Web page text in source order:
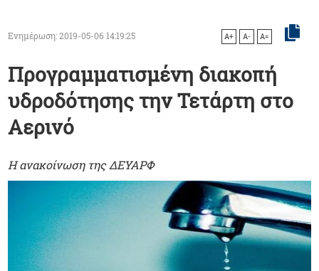
Ενημέρωση: 2019-05-06 14:19:25 A+ A- A=
Προγραμματισμένη διακοπή
υδροδότησης την Τετάρτη στο
Αερινό
Η ανακοίνωση της ΔΕΥΑΡΦ